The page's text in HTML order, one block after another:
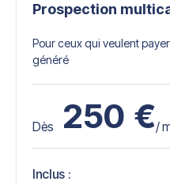
Prospection
Pour ceux qui veulent
généré
Dès 250 €/
Inclus :